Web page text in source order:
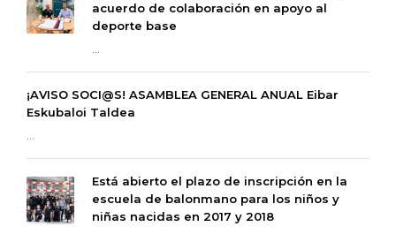
acuerdo de colaboración en apoyo al
deporte base
¡AVISO SOCI@S! ASAMBLEA GENERAL ANUAL Eibar
Eskubaloi Taldea
Está abierto el plazo de inscripción en la
escuela de balonmano para los niños y
niñas nacidas en 2017 y 2018